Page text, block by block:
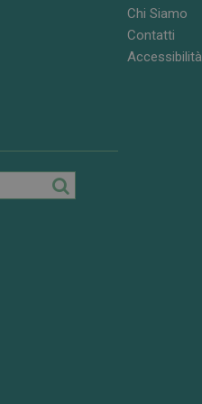
Chi Siamo
Contatti
Accessibilità